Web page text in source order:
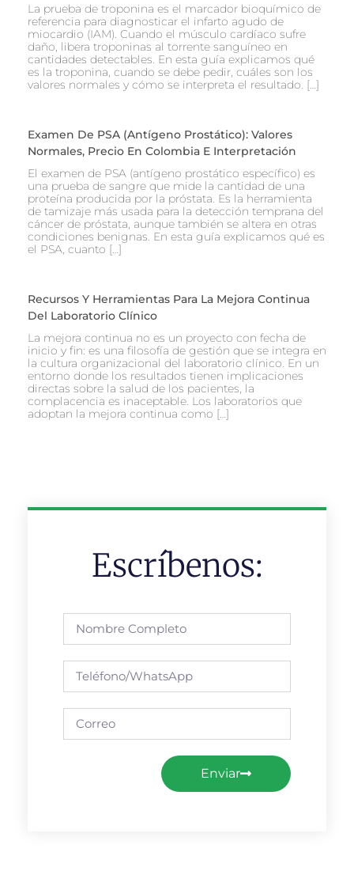
La prueba de troponina es el marcador bioquímico de
referencia para diagnosticar el infarto agudo de
miocardio (IAM). Cuando el músculo cardíaco sufre
daño, libera troponinas al torrente sanguíneo en
cantidades detectables. En esta guía explicamos qué
es la troponina, cuando se debe pedir, cuáles son los
valores normales y cómo se interpreta el resultado. […]
Examen De PSA (Antígeno Prostático): Valores
Normales, Precio En Colombia E Interpretación
El examen de PSA (antígeno prostático específico) es
una prueba de sangre que mide la cantidad de una
proteína producida por la próstata. Es la herramienta
de tamizaje más usada para la detección temprana del
cáncer de próstata, aunque también se altera en otras
condiciones benignas. En esta guía explicamos qué es
el PSA, cuanto […]
Recursos Y Herramientas Para La Mejora Continua
Del Laboratorio Clínico
La mejora continua no es un proyecto con fecha de
inicio y fin: es una filosofía de gestión que se integra en
la cultura organizacional del laboratorio clínico. En un
entorno donde los resultados tienen implicaciones
directas sobre la salud de los pacientes, la
complacencia es inaceptable. Los laboratorios que
adoptan la mejora continua como […]
Escríbenos:
Enviar